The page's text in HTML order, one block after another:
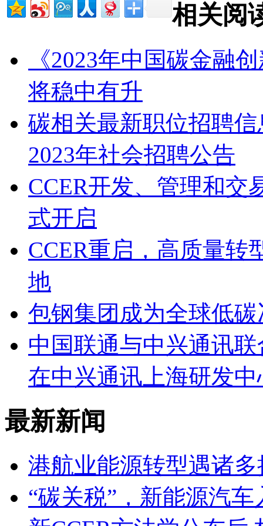
相关阅
《2023年中国碳金融
将稳中有升
碳相关最新职位招聘
2023年社会招聘公告
CCER开发、管理和交
式开启
CCER重启，高质量转
地
包钢集团成为全球低
中国联通与中兴通讯
在中兴通讯上海研发
最新新闻
港航业能源转型遇诸
“碳关税”，新能源汽